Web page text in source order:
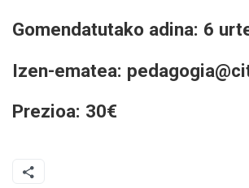
Gomendatutako adina: 6
Izen-ematea:
Prezioa: 30€